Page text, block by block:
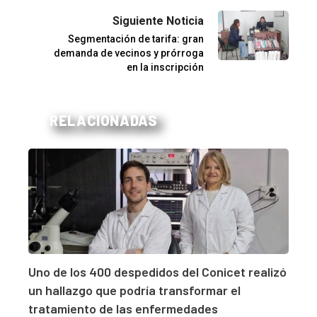
Siguiente Noticia
Segmentación de tarifa: gran
demanda de vecinos y prórroga
en la inscripción
RELACIONADAS
Uno de los 400 despedidos del Conicet realizó
un hallazgo que podría transformar el
tratamiento de las enfermedades